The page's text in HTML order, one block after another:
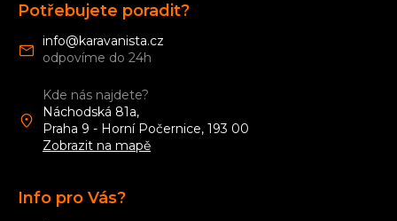
Potřebujete poradit?
info@karavanista.cz
Kde nás najdete?
Náchodská 81a,
Praha 9 - Horní Počernice, 193 00
Zobrazit na mapě
Info pro Vás?